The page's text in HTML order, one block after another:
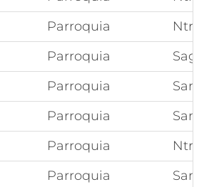
Parroquia
Ntra
Parroquia
Parroquia
Parroquia
San
Parroquia
Ntra
Parroquia